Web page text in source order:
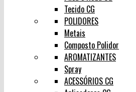
Tecido CG
POLIDORES
Metais
Composto Polidor
AROMATIZANTES
Spray
ACESSÓRIOS CG